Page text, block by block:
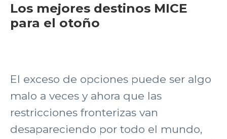
Los mejores destinos MICE
para el otoño
El exceso de opciones puede ser algo
malo a veces y ahora que las
restricciones fronterizas van
desapareciendo por todo el mundo,